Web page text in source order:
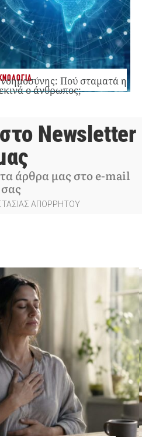
νοημοσύνης: Πού σταματά η
ο άνθρωπος;
Newsletter
άρθρα μας στο e-mail
σας
ΑΠΟΡΡΗΤΟΥ